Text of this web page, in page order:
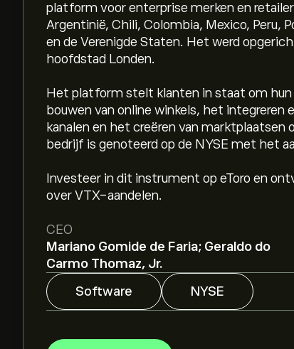
platform voor enterprise merken en
Argentinië, Chili, Colombia, Mexico, Peru,
en de Verenigde Staten. Het werd
hoofdstad Londen.
Het platform stelt klanten in staat om
bouwen van online winkels, het
kanalen en het creëren van
bedrijf is genoteerd op de NYSE met het
Investeer in dit instrument op eToro en
over VTX-aandelen.
CEO
Mariano Gomide de Faria; Geraldo do
Carmo Thomaz, Jr.
Software
NYSE